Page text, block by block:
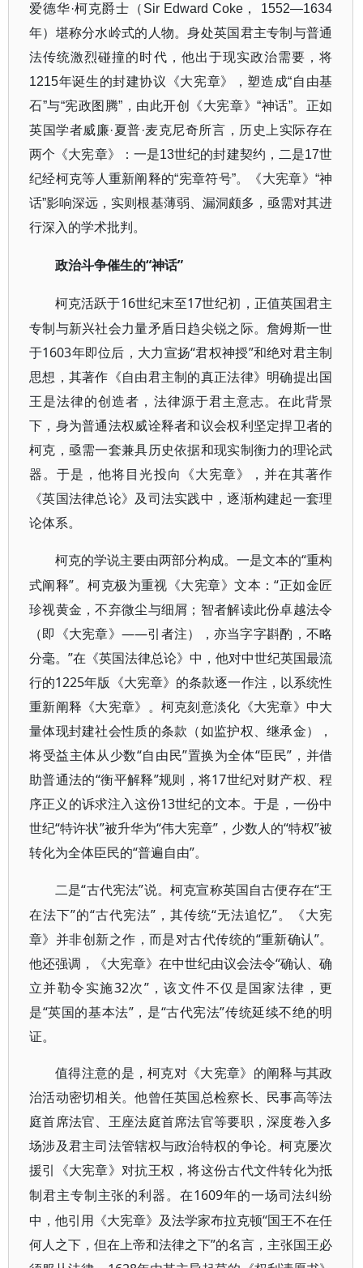
爱德华·柯克爵士（ Sir Edward Coke， 1552—1634
年）堪称分水岭式的人物。身处英国君主专制与普通
法传统激烈碰撞的时代，他出于现实政治需要，将
1215年诞生的封建协议《大宪章》，塑造成“自由基
石”与“宪政图腾” ，由此开创《大宪章》“神话”。正如
英国学者威廉·夏普·麦克尼奇所言，历史上实际存在
两个《大宪章》：一是13世纪的封建契约，二是17世
纪经柯克等人重新阐释的“宪章符号”。《大宪章》 “神
话”影响深远，实则根基薄弱、漏洞颇多，亟需对其进
行深入的学术批判。
政治斗争催生的“神话”
柯克活跃于16世纪末至17世纪初，正值英国君主
专制与新兴社会力量矛盾日趋尖锐之际。詹姆斯一世
于1603年即位后，大力宣扬“君权神授”和绝对君主制
思想，其著作《自由君主制的真正法律》明确提出国
王是法律的创造者，法律源于君主意志。在此背景
下，身为普通法权威诠释者和议会权利坚定捍卫者的
柯克，亟需一套兼具历史依据和现实制衡力的理论武
器。于是，他将目光投向《大宪章》，并在其著作
《英国法律总论》及司法实践中，逐渐构建起一套理
论体系。
柯克的学说主要由两部分构成。一是文本的“重构
式阐释”。柯克极为重视《大宪章》文本：“正如金匠
珍视黄金，不弃微尘与细屑；智者解读此份卓越法令
（即《大宪章》——引者注），亦当字字斟酌，不略
分毫。”在《英国法律总论》中，他对中世纪英国最流
行的1225年版《大宪章》的条款逐一作注，以系统性
重新阐释《大宪章》。柯克刻意淡化《大宪章》中大
量体现封建社会性质的条款（如监护权、继承金），
将受益主体从少数“自由民”置换为全体“臣民”，并借
助普通法的“衡平解释”规则，将17世纪对财产权、程
序正义的诉求注入这份13世纪的文本。于是，一份中
世纪“特许状”被升华为“伟大宪章”，少数人的“特权”被
转化为全体臣民的“普遍自由”。
二是“古代宪法”说。柯克宣称英国自古便存在“王
在法下”的“古代宪法”，其传统“无法追忆”。《大宪
章》并非创新之作，而是对古代传统的“重新确认”。
他还强调，《大宪章》在中世纪由议会法令“确认、确
立并勒令实施32次”，该文件不仅是国家法律，更
是“英国的基本法”，是“古代宪法”传统延续不绝的明
证。
值得注意的是，柯克对《大宪章》的阐释与其政
治活动密切相关。他曾任英国总检察长、民事高等法
庭首席法官、王座法庭首席法官等要职，深度卷入多
场涉及君主司法管辖权与政治特权的争论。柯克屡次
援引《大宪章》对抗王权，将这份古代文件转化为抵
制君主专制主张的利器。在1609年的一场司法纠纷
中，他引用《大宪章》及法学家布拉克顿“国王不在任
何人之下，但在上帝和法律之下”的名言，主张国王必